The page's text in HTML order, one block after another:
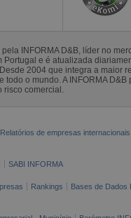
INFORMA D&B, líder no
Portugal e é atualizada
2004 que integra a maior
o mundo. A INFORMA
comercial.
Relatórios de empresas internacionais
SABI INFORMA
Rankings Bases de Dados